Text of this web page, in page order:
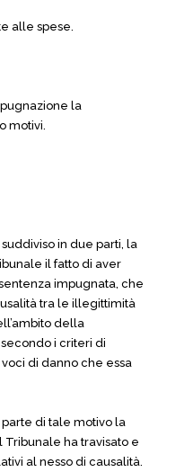
alle spese.
la
motivi.
in due parti, la
il fatto di aver
impugnata, che
tra le illegittimità
della
i criteri di
di danno che essa
di tale motivo la
ha travisato e
al nesso di causalità.